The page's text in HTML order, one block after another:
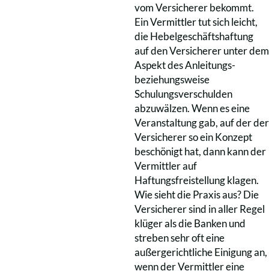
vom Versicherer bekommt.
Ein Vermittler tut sich leicht,
die Hebelgeschäftshaftung
auf den Versicherer unter dem
Aspekt des Anleitungs-
beziehungsweise
Schulungsverschulden
abzuwälzen. Wenn es eine
Veranstaltung gab, auf der der
Versicherer so ein Konzept
beschönigt hat, dann kann der
Vermittler auf
Haftungsfreistellung klagen.
Wie sieht die Praxis aus? Die
Versicherer sind in aller Regel
klüger als die Banken und
streben sehr oft eine
außergerichtliche Einigung an,
wenn der Vermittler eine